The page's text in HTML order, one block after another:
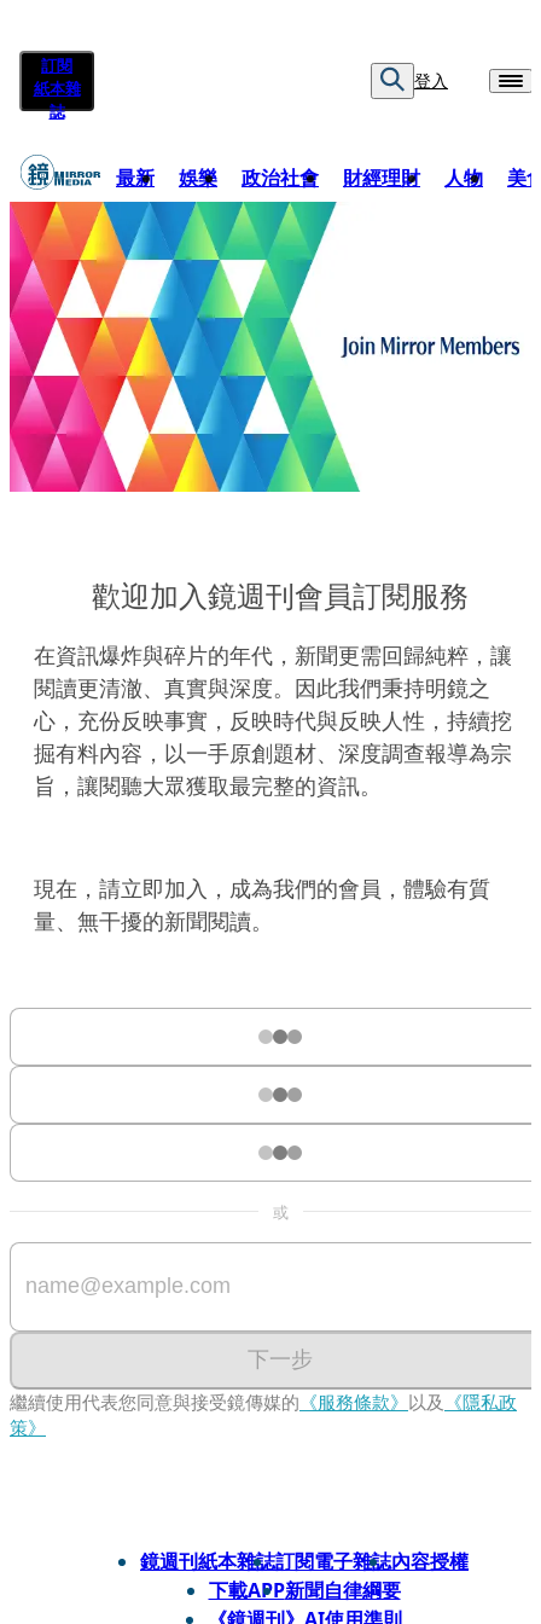
訂閱
紙本雜
誌
登入
最新 娛樂 政治社會 財經理財 人物 美
歡迎加入鏡週刊會員訂閱服務
在資訊爆炸與碎片的年代，新聞更需回歸純粹，讓
閱讀更清澈、真實與深度。因此我們秉持明鏡之
心，充份反映事實，反映時代與反映人性，持續挖
掘有料內容，以一手原創題材、深度調查報導為宗
旨，讓閱聽大眾獲取最完整的資訊。
現在，請立即加入，成為我們的會員，體驗有質
量、無干擾的新聞閱讀。
或
下一步
繼續使用代表您同意與接受鏡傳媒的 《服務條款》 以及 《隱私政
策》
鏡週刊紙本雜誌訂閱電子雜誌內容授權
下載APP新聞自律綱要